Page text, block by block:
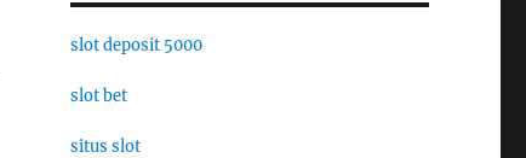
slot deposit 5000
slot bet
situs slot